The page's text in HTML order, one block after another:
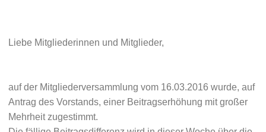
Liebe Mitgliederinnen und Mitglieder,
auf der Mitgliederversammlung vom 16.03.2016 wurde, auf
Antrag des Vorstands, einer Beitragserhöhung mit großer
Mehrheit zugestimmt.